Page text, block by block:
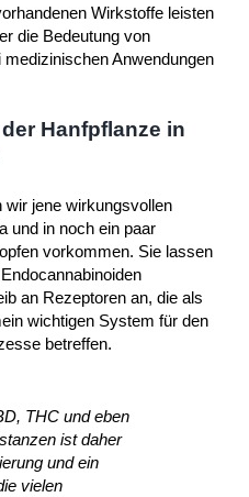
Wirkstoffe leisten
die Bedeutung von
Anwendungen
Hanfpflanze in
wir jene wirkungsvollen
und in noch ein paar
vorkommen. Sie lassen
an Rezeptoren an, die als
wichtigen System für den
betreffen.
THC und eben
ist daher
und ein
vielen